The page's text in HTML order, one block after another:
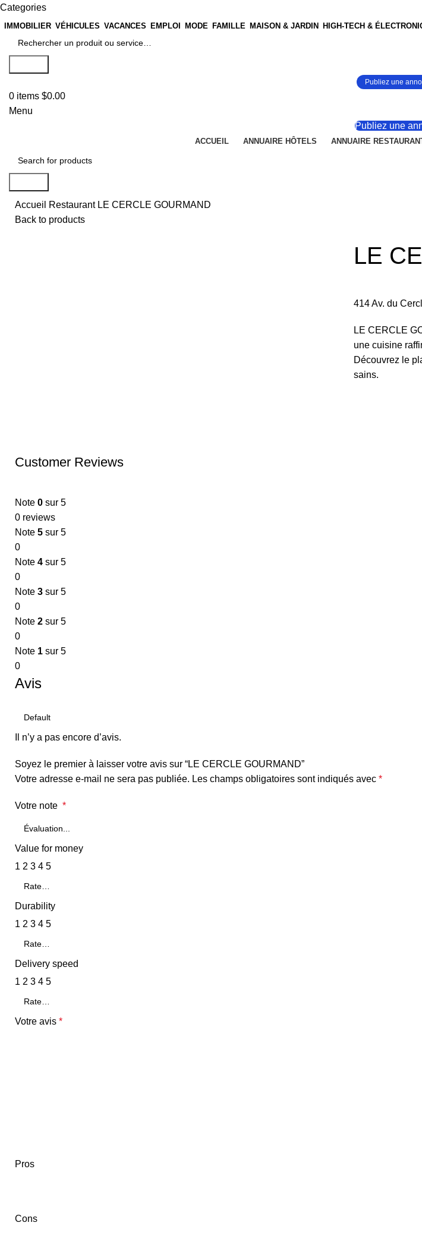
Categories
IMMOBILIER VÉHICULES VACANCES EMPLOI MODE FAMILLE MAISON & JARDIN HIGH-TECH &
Publiez une
0 items $0.00
Menu
Publiez une
ACCUEIL ANNUAIRE HÔTELS ANNUAIRE
Accueil Restaurant LE CERCLE GOURMAND
Back to products
LE
414 Av. du
LE CERCLE
une cuisine
Découvrez le
sains.
Customer Reviews
Note 0 sur 5
0 reviews
Note 5 sur 5
0
Note 4 sur 5
0
Note 3 sur 5
0
Note 2 sur 5
0
Note 1 sur 5
0
Avis
Il n’y a pas encore d’avis.
Soyez le premier à laisser votre avis sur “LE CERCLE GOURMAND”
Votre adresse e-mail ne sera pas publiée. Les champs obligatoires sont indiqués avec *
Votre note *
Value for money
1 2 3 4 5
Durability
1 2 3 4 5
Delivery speed
1 2 3 4 5
Votre avis *
Pros
Cons